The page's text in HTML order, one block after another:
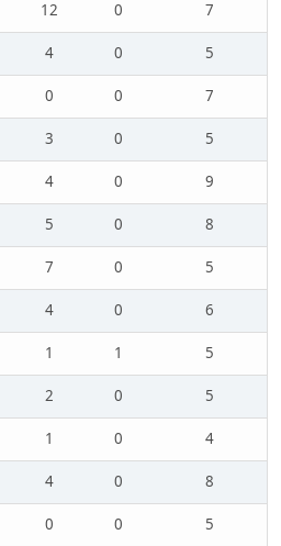
12 0
7
4 0
5
0 0
7
3 0
5
4 0
9
5 0
8
7 0
5
4 0
6
1 1
5
2 0
5
1 0
4
4 0
8
0 0
5